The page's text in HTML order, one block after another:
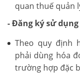
quan thuế quản
- Đăng ký sử
Theo quy định
phải dùng hóa
trường hợp đặc